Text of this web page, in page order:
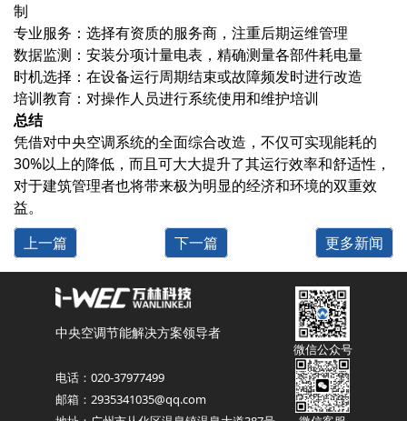
制
专业服务‌：选择有资质的服务商，注重后期运维管理
数据监测‌：安装分项计量电表，精确测量各部件耗电量
时机选择‌：在设备运行周期结束或故障频发时进行改造
培训教育‌：对操作人员进行系统使用和维护培训
总结
凭借对中央空调系统的全面综合改造，不仅可实现能耗的
30%以上的降低，而且可大大提升了其运行效率和舒适性，
对于建筑管理者也将带来极为明显的经济和环境的双重效
益。
上一篇
下一篇 更多新闻
中央空调节能解决方案领导者
电话：020-37977499
邮箱：2935341035@qq.com
微信公众号